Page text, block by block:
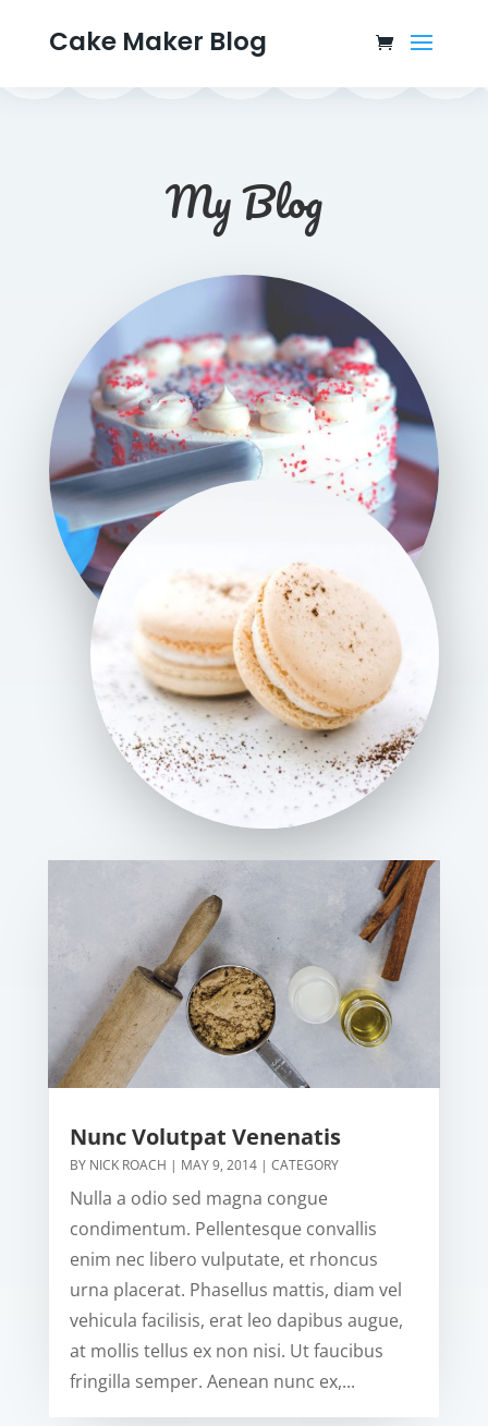
Cake Maker Blog
My Blog
Nunc Volutpat Venenatis
BY NICK ROACH | MAY 9, 2014| CATEGORY
Nulla a odio sed magna congue
condimentum. Pellentesque convallis
enim nec libero vulputate, et rhoncus
urna placerat. Phasellus mattis, diam vel
vehicula facilisis, erat leo dapibus augue,
at mollis tellus ex non nisi. Ut faucibus
fringilla semper. Aenean nunc ex,...